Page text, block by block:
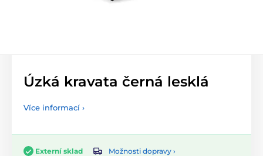
Úzká kravata černá lesklá
Více informací ›
Externí sklad
Možnosti dopravy ›